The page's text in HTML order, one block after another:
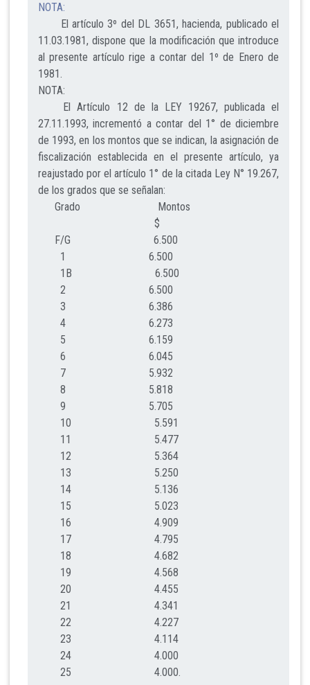
NOTA:
El artículo 3º del DL 3651, hacienda, publicado el
11.03.1981, dispone que la modificación que introduce
al presente artículo rige a contar del 1º de Enero de
1981.
NOTA:
El Artículo 12 de la LEY 19267, publicada el
27.11.1993, incrementó a contar del 1° de diciembre
de 1993, en los montos que se indican, la asignación de
fiscalización establecida en el presente artículo, ya
reajustado por el artículo 1° de la citada Ley N° 19.267,
de los grados que se señalan:
Grado Montos
$
F/G 6.500
1 6.500
1B 6.500
2 6.500
3 6.386
4 6.273
5 6.159
6 6.045
7 5.932
8 5.818
9 5.705
10 5.591
11 5.477
12 5.364
13 5.250
14 5.136
15 5.023
16 4.909
17 4.795
18 4.682
19 4.568
20 4.455
21 4.341
22 4.227
23 4.114
24 4.000
25 4.000.